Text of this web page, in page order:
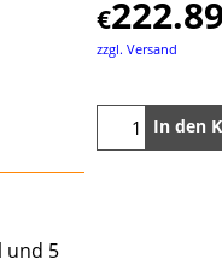
€222.89
zzgl. Versand
In den
und 5